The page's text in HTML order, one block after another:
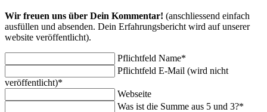
Wir freuen uns über Dein Kommentar! (anschliessend einfach
ausfüllen und absenden. Dein Erfahrungsbericht wird auf unserer
website veröffentlicht).
Pflichtfeld Name*
Pflichtfeld E-Mail (wird nicht
veröffentlicht)*
Webseite
Was ist die Summe aus 5 und 3?*